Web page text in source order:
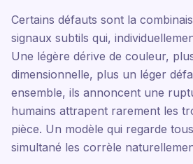
Certains défauts sont la
signaux subtils qui,
Une légère dérive de couleur,
dimensionnelle, plus un léger
ensemble, ils annoncent une
humains attrapent rarement les
pièce. Un modèle qui regarde
simultané les corrèle